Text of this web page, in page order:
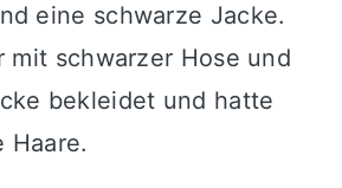
eine schwarze Jacke.
mit schwarzer Hose und
bekleidet und hatte
Haare.